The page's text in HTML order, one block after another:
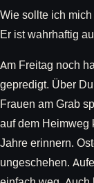
Wie sollte ich
Er ist wahrhaftig
Am Freitag noch
gepredigt. Über
Frauen am Grab
auf dem Heimweg
Jahre erinnern.
ungeschehen.